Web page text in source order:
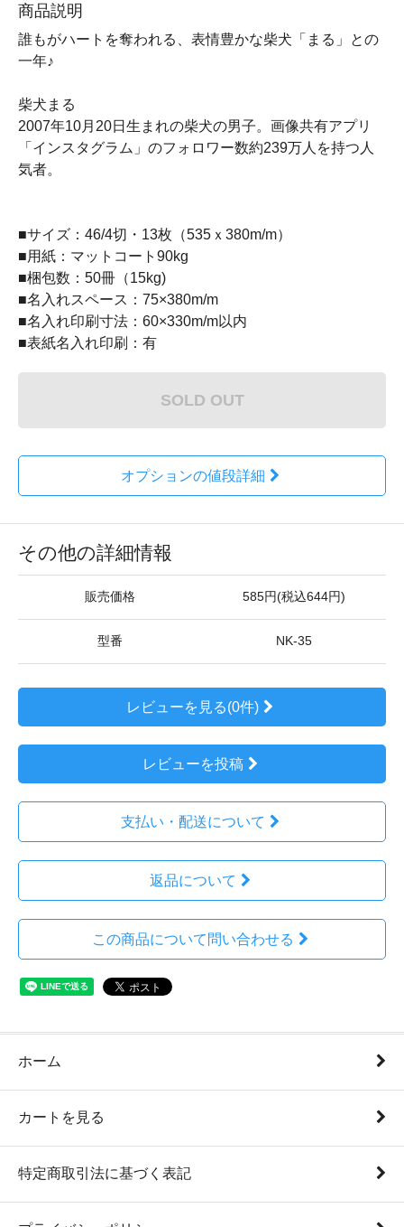
商品説明
誰もがハートを奪われる、表情豊かな柴犬「まる」との
一年♪
柴犬まる
2007年10月20日生まれの柴犬の男子。画像共有アプリ
「インスタグラム」のフォロワー数約239万人を持つ人
気者。
■サイズ：46/4切・13枚（535ｘ380m/m）
■用紙：マットコート90kg
■梱包数：50冊（15kg)
■名入れスペース：75×380m/m
■名入れ印刷寸法：60×330m/m以内
■表紙名入れ印刷：有
SOLD OUT
オプションの値段詳細
その他の詳細情報
販売価格 585円(税込644円)
型番 NK-35
レビューを見る(0件)
レビューを投稿
支払い・配送について
返品について
この商品について問い合わせる
ホーム
カートを見る
特定商取引法に基づく表記